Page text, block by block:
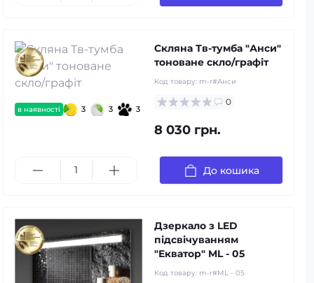
в наявності 3 3 3
Скляна Тв-тумба "Анси"
тоноване скло/графіт
Код товару: m-r#Анси
0
8 030 грн.
До кошика
Дзеркало з LED
підсвічуванням
"Екватор" ML - 05
Код товару: m-r#ML - 05